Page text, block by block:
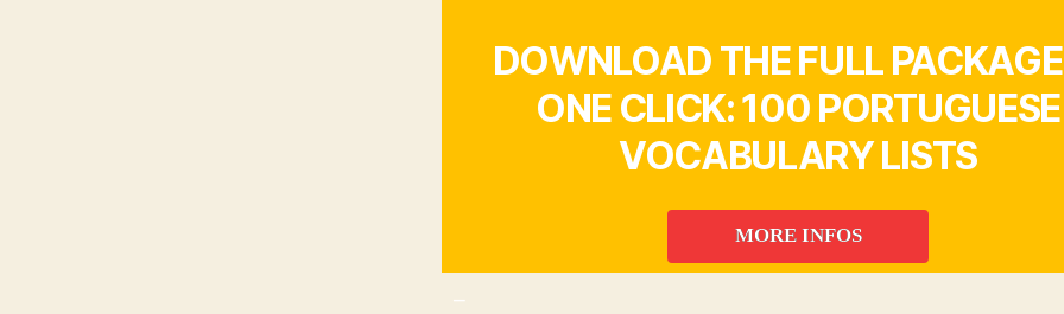
DOWNLOAD THE FULL
ONE CLICK: 100 PORTUGUESE
VOCABULARY LISTS
MORE INFOS